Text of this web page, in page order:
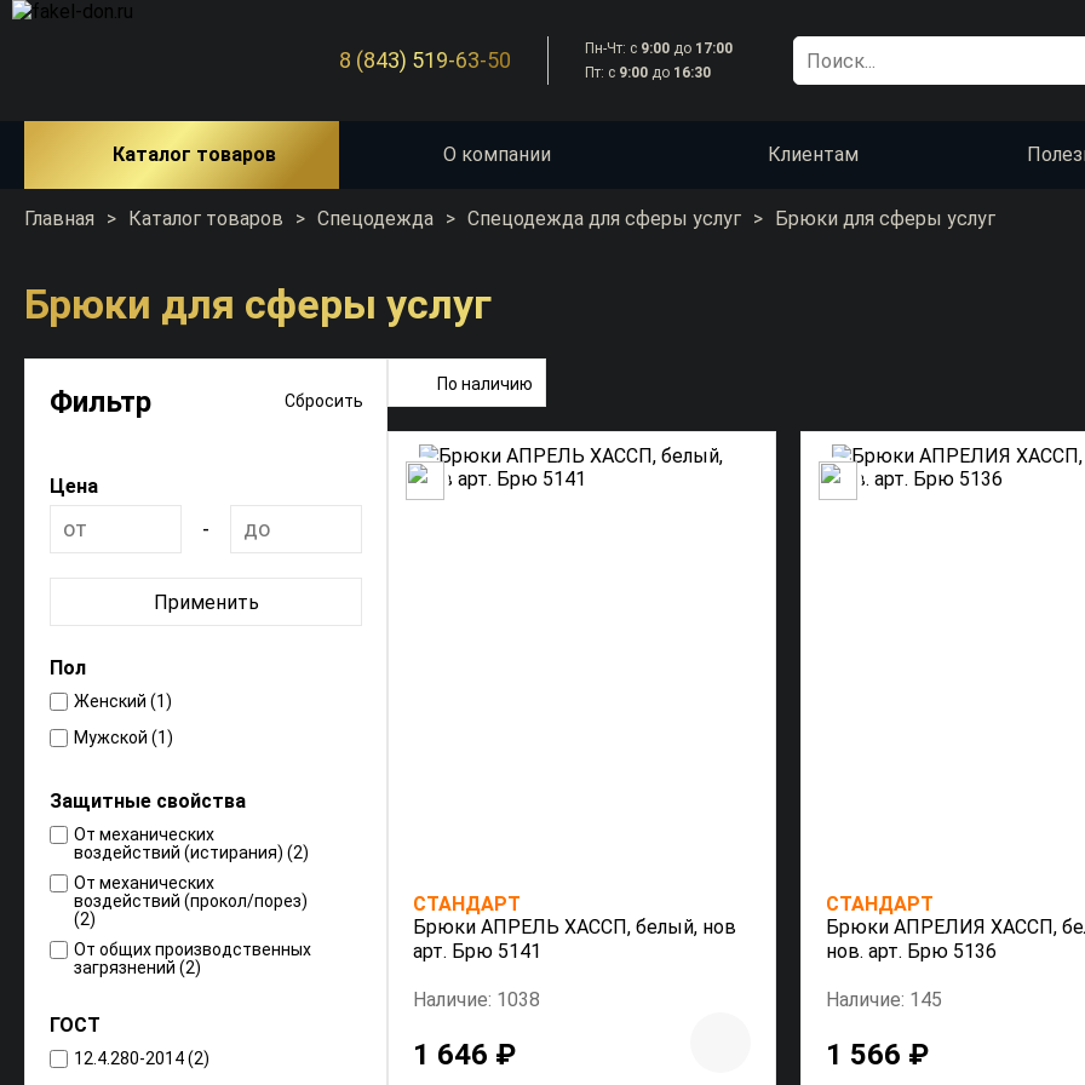
8 (843) 519-63-50 Пн-Чт: с 9:00 до 17:00
Пт: с 9:00 до 16:30
Каталог товаров О компании Клиентам
Главная > Каталог товаров > Спецодежда > Спецодежда для сферы услуг > Брюки для сферы услуг
Брюки для сферы услуг
Фильтр Сбросить
Цена
-
Применить
Пол
Женский (1)
Мужской (1)
Защитные свойства
От механических
воздействий (истирания) (2)
От механических
воздействий (прокол/порез)
(2)
От общих производственных
загрязнений (2)
ГОСТ
12.4.280-2014 (2)
По наличию
СТАНДАРТ
Брюки АПРЕЛЬ ХАССП, белый, нов
арт. Брю 5141
Наличие: 1038
1 646 ₽
СТАНДАРТ
Брюки АПРЕЛИЯ ХАССП,
нов. арт. Брю 5136
Наличие: 145
1 566 ₽